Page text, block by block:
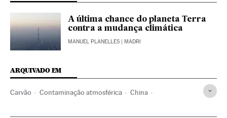
A última chance do planeta Terra
contra a mudança climática
MANUEL PLANELLES | MADRI
ARQUIVADO EM
Carvão Contaminação atmosférica China